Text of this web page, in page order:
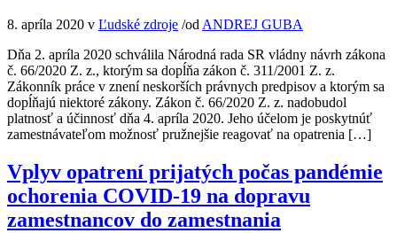
8. apríla 2020 v Ľudské zdroje /od ANDREJ GUBA
Dňa 2. apríla 2020 schválila Národná rada SR vládny návrh zákona
č. 66/2020 Z. z., ktorým sa dopĺňa zákon č. 311/2001 Z. z.
Zákonník práce v znení neskorších právnych predpisov a ktorým sa
dopĺňajú niektoré zákony. Zákon č. 66/2020 Z. z. nadobudol
platnosť a účinnosť dňa 4. apríla 2020. Jeho účelom je poskytnúť
zamestnávateľom možnosť pružnejšie reagovať na opatrenia […]
Vplyv opatrení prijatých počas pandémie
ochorenia COVID-19 na dopravu
zamestnancov do zamestnania